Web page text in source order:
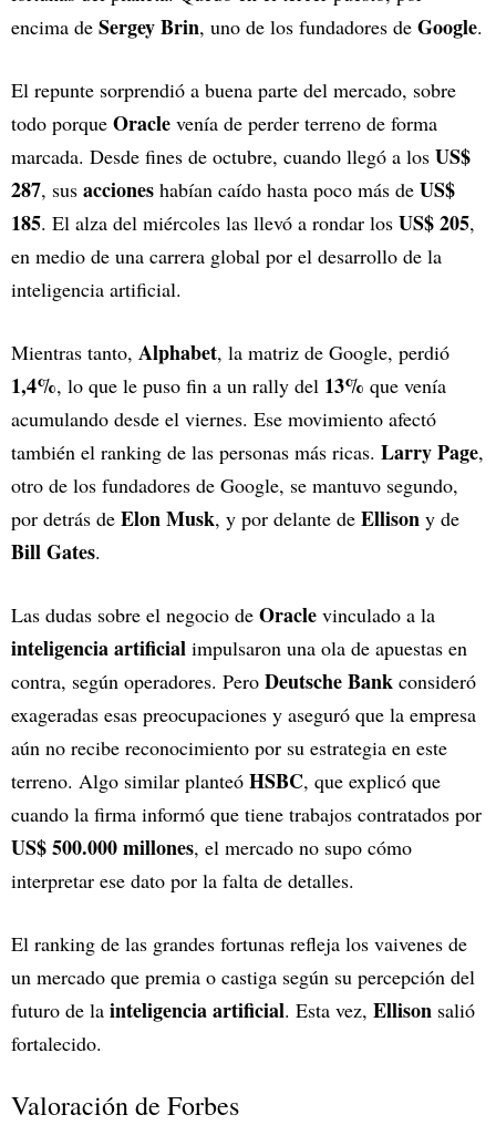
encima de Sergey Brin, uno de los fundadores de Google.
El repunte sorprendió a buena parte del mercado, sobre
todo porque Oracle venía de perder terreno de forma
marcada. Desde fines de octubre, cuando llegó a los US$
287, sus acciones habían caído hasta poco más de US$
185. El alza del miércoles las llevó a rondar los US$ 205,
en medio de una carrera global por el desarrollo de la
inteligencia artificial.
Mientras tanto, Alphabet, la matriz de Google, perdió
1,4%, lo que le puso fin a un rally del 13% que venía
acumulando desde el viernes. Ese movimiento afectó
también el ranking de las personas más ricas. Larry Page,
otro de los fundadores de Google, se mantuvo segundo,
por detrás de Elon Musk, y por delante de Ellison y de
Bill Gates.
Las dudas sobre el negocio de Oracle vinculado a la
inteligencia artificial impulsaron una ola de apuestas en
contra, según operadores. Pero Deutsche Bank consideró
exageradas esas preocupaciones y aseguró que la empresa
aún no recibe reconocimiento por su estrategia en este
terreno. Algo similar planteó HSBC, que explicó que
cuando la firma informó que tiene trabajos contratados por
US$ 500.000 millones, el mercado no supo cómo
interpretar ese dato por la falta de detalles.
El ranking de las grandes fortunas refleja los vaivenes de
un mercado que premia o castiga según su percepción del
futuro de la inteligencia artificial. Esta vez, Ellison salió
fortalecido.
Valoración de Forbes